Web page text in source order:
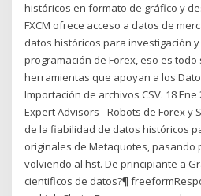
históricos en formato de gráfico y
FXCM ofrece acceso a datos de
datos históricos para investigación
programación de Forex, eso es
herramientas que apoyan a los
Importación de archivos CSV. 18
Expert Advisors - Robots de Forex y
de la fiabilidad de datos históricos
originales de Metaquotes, pasando
volviendo al hst. De principiante a
cientificos de datos?¶